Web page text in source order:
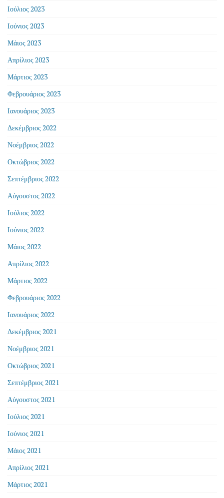
Ιούλιος 2023
Ιούνιος 2023
Μάιος 2023
Απρίλιος 2023
Μάρτιος 2023
Φεβρουάριος 2023
Ιανουάριος 2023
Δεκέμβριος 2022
Νοέμβριος 2022
Οκτώβριος 2022
Σεπτέμβριος 2022
Αύγουστος 2022
Ιούλιος 2022
Ιούνιος 2022
Μάιος 2022
Απρίλιος 2022
Μάρτιος 2022
Φεβρουάριος 2022
Ιανουάριος 2022
Δεκέμβριος 2021
Νοέμβριος 2021
Οκτώβριος 2021
Σεπτέμβριος 2021
Αύγουστος 2021
Ιούλιος 2021
Ιούνιος 2021
Μάιος 2021
Απρίλιος 2021
Μάρτιος 2021